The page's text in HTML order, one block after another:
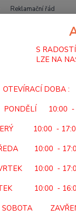
Reklamační řád
S
LZE NA
OTEVÍRACÍ
PONDĚLÍ 10:00
10:00 -
10:00 -
10:00 -
10:00 -
SOBOTA